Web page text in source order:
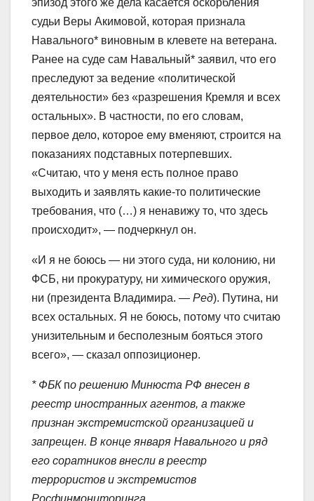
эпизод этого же дела касается оскорбления
судьи Веры Акимовой, которая признала
Навального* виновным в клевете на ветерана.
Ранее на суде сам Навальный* заявил, что его
преследуют за ведение «политической
деятельности» без «разрешения Кремля и всех
остальных». В частности, по его словам,
первое дело, которое ему вменяют, строится на
показаниях подставных потерпевших.
«Считаю, что у меня есть полное право
выходить и заявлять какие-то политические
требования, что (…) я ненавижу то, что здесь
происходит», — подчеркнул он.
«И я не боюсь — ни этого суда, ни колонию, ни
ФСБ, ни прокуратуру, ни химического оружия,
ни (президента Владимира. — Ред). Путина, ни
всех остальных. Я не боюсь, потому что считаю
унизительным и бесполезным бояться этого
всего», — сказал оппозиционер.
* ФБК по решению Минюста РФ внесен в
реестр иностранных агентов, а также
признан экстремистской организацией и
запрещен. В конце января Навального и ряд
его соратников внесли в реестр
террористов и экстремистов